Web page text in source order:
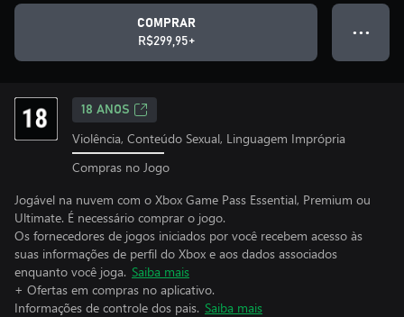
COMPRAR
R$299,95+
● ● ●
18 ANOS
Violência, Conteúdo Sexual, Linguagem Imprópria
Compras no Jogo
Jogável na nuvem com o Xbox Game Pass Essential, Premium ou
Ultimate. É necessário comprar o jogo.
Os fornecedores de jogos iniciados por você recebem acesso às
suas informações de perfil do Xbox e aos dados associados
enquanto você joga. Saiba mais
+ Ofertas em compras no aplicativo.
Informações de controle dos pais. Saiba mais